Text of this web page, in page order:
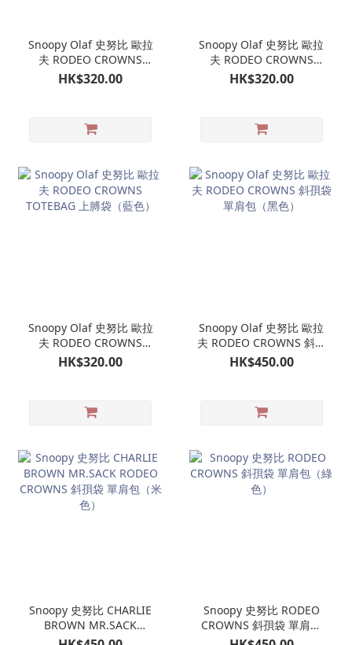
Snoopy Olaf 史努比 歐拉
夫 RODEO CROWNS
TOTEBAG 上膊袋（米
HK$320.00
Snoopy Olaf 史努比 歐拉
夫 RODEO CROWNS
TOTEBAG 上膊袋（橙
HK$320.00
Snoopy Olaf 史努比 歐拉
夫 RODEO CROWNS
TOTEBAG 上膊袋（藍
色）
HK$320.00
Snoopy Olaf 史努比 歐拉
夫 RODEO CROWNS 斜孭
袋 單肩包（黑色）
HK$450.00
Snoopy 史努比 CHARLIE
BROWN MR.SACK
RODEO CROWNS 斜孭袋
Snoopy 史努比 RODEO
CROWNS 斜孭袋 單肩包
（綠色）